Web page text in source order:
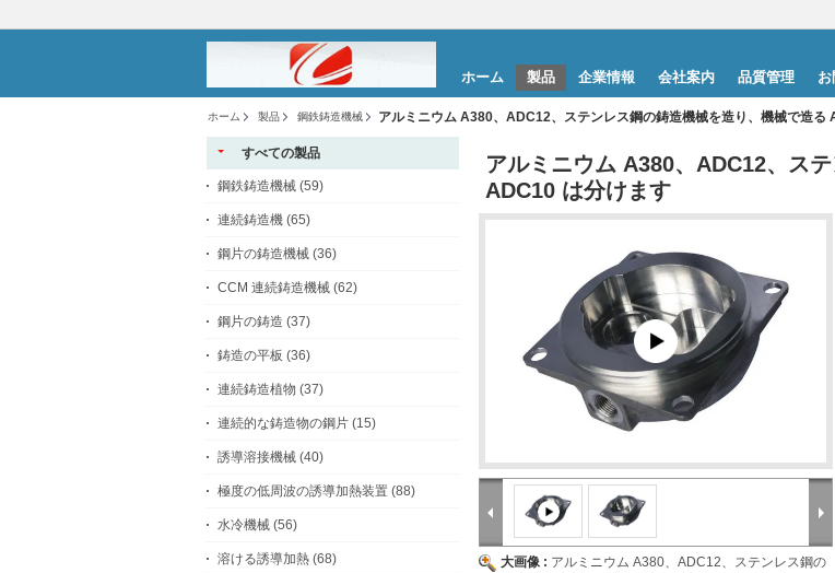
ホーム 製品 企業情報 会社案内 品質管理
ホーム 製品 鋼鉄鋳造機械 アルミニウム A380、ADC12、ステンレス鋼の鋳造機械を造り、機械で造る
すべての製品
鋼鉄鋳造機械 (59)
連続鋳造機 (65)
鋼片の鋳造機械 (36)
CCM 連続鋳造機械 (62)
鋼片の鋳造 (37)
鋳造の平板 (36)
連続鋳造植物 (37)
連続的な鋳造物の鋼片 (15)
誘導溶接機械 (40)
極度の低周波の誘導加熱装置 (88)
水冷機械 (56)
溶ける誘導加熱 (68)
アルミニウム A380、ADC12、ス
ADC10 は分けます
大画像 : アルミニウム A380、ADC12、ステンレス鋼の